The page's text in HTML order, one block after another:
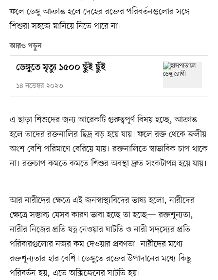
ফলে ডেঙ্গু আক্রান্ত হলে দেহের রক্তের পরিবর্তনগুলোর সঙ্গে
শিশুরা সহজে মানিয়ে নিতে পারে না।
আরও পড়ুন
ডেঙ্গুতে মৃত্যু ১৫০০ ছুঁই ছুঁই
১৪ নভেম্বর ২০২৩
এ ছাড়া শিশুদের জন্য আরেকটি গুরুত্বপূর্ণ বিষয় হচ্ছে, আক্রান্ত
হলে তাদের রক্তনালির ছিদ্র বড় হয়ে যায়। ফলে রক্ত থেকে জলীয়
অংশ বেশি পরিমাণে বেরিয়ে যায়। রক্তনালিতে স্বাভাবিক চাপ থাকে
না। রক্তচাপ কমতে কমতে শিশুর অবস্থা দ্রুত সংকটাপন্ন হয়ে যায়।
আর নারীদের ক্ষেত্রে এই জনস্বাস্থ্যবিদের ভাষ্য হলো, নারীদের
ক্ষেত্রে সম্ভাব্য যেসব কারণ ভাবা হচ্ছে তা হচ্ছে— রক্তশূন্যতা,
নারীর নিজের প্রতি যত্ন নেওয়ার ঘাটতি ও নারী সদস্যের প্রতি
পরিবারগুলোর নজর কম দেওয়ার প্রবণতা। নারীদের মধ্যে
রক্তশূন্যতার হার বেশি। ডেঙ্গুতে রক্তের উপাদানের মধ্যে কিছু
পরিবর্তন হয়, এতে অক্সিজেনের ঘাটতি হয়।